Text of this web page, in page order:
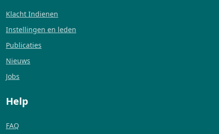
Klacht Indienen
Instellingen en leden
Publicaties
Nieuws
Jobs
Help
FAQ